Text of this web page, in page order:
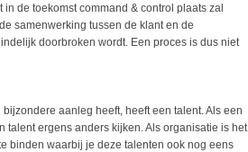
de toekomst command & control plaats zal
samenwerking tussen de klant en de
doorbroken wordt. Een proces is dus niet
aanleg heeft, heeft een talent. Als een
ergens anders kijken. Als organisatie is het
binden waarbij je deze talenten ook nog eens